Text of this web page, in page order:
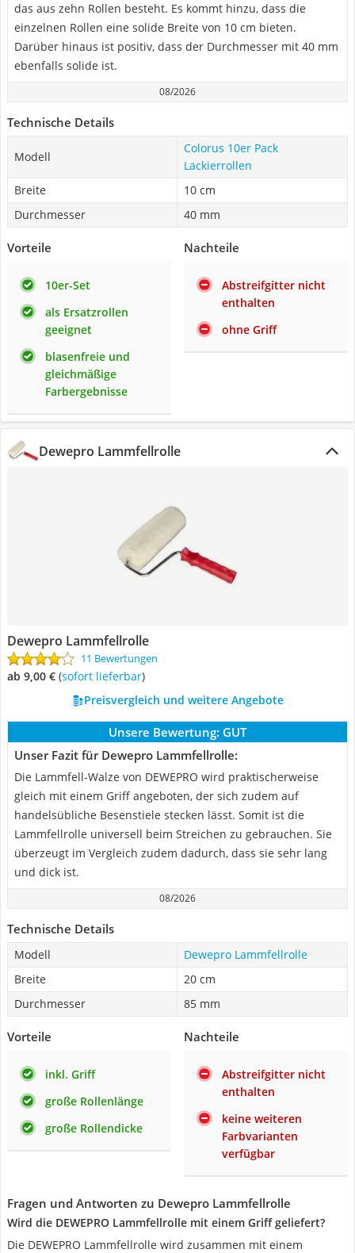
das aus zehn Rollen besteht. Es kommt hinzu, dass die
einzelnen Rollen eine solide Breite von 10 cm bieten.
Darüber hinaus ist positiv, dass der Durchmesser mit 40 mm
ebenfalls solide ist.
08/2026
Technische Details
Modell
Colorus 10er Pack
Lackierrollen
Breite
10 cm
Durchmesser
40 mm
Vorteile
10er-Set
als Ersatzrollen
geeignet
blasenfreie und
gleichmäßige
Farbergebnisse
Nachteile
Abstreifgitter nicht
enthalten
ohne Griff
Dewepro Lammfellrolle
Dewepro Lammfellrolle
11 Bewertungen
ab 9,00 € ( Sofort lieferbar)
Preisvergleich und weitere Angebote
Unsere Bewertung: GUT
Unser Fazit für Dewepro Lammfellrolle:
Die Lammfell-Walze von DEWEPRO wird praktischerweise
gleich mit einem Griff angeboten, der sich zudem auf
handelsübliche Besenstiele stecken lässt. Somit ist die
Lammfellrolle universell beim Streichen zu gebrauchen. Sie
überzeugt im Vergleich zudem dadurch, dass sie sehr lang
und dick ist.
08/2026
Technische Details
Modell
Dewepro Lammfellrolle
Breite
20 cm
Durchmesser
85 mm
Vorteile
inkl. Griff
große Rollenlänge
große Rollendicke
Nachteile
Abstreifgitter nicht
enthalten
keine weiteren
Farbvarianten
verfügbar
Fragen und Antworten zu Dewepro Lammfellrolle
Wird die DEWEPRO Lammfellrolle mit einem Griff geliefert?
Die DEWEPRO Lammfellrolle wird zusammen mit einem